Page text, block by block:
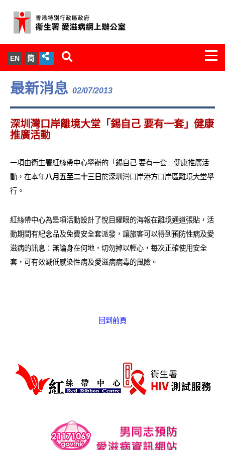
EN 简
關於我們
服務範圍
文件櫃
統計數字
愛滋病呈報表格
其他
最新消息 02/07/2013
深圳灣口岸離境大堂「錫自己 要有一套」健康
推廣活動
一項由衛生署紅絲帶中心舉辦的「錫自己 要有一套」健康推廣活
動，在本年八月五至二十三日於深圳灣口岸港方口岸區離境大堂舉
行。
紅絲帶中心為是項活動設計了悅目耀眼的海報在離境通道張貼，活
動期間有紀念品及免費安全套派發，讓旅客可以得到預防性病及愛
滋病的訊息：無論身在何地，切勿掉以輕心，每次正確使用安全
套，可有效減低感染性病及愛滋病病毒的風險。
回到前頁